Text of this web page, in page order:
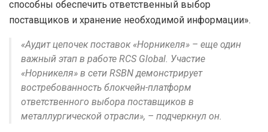
способны обеспечить ответственный выбор
поставщиков и хранение необходимой информации».
«Аудит цепочек поставок «Норникеля» – еще один
важный этап в работе RCS Global. Участие
«Норникеля» в сети RSBN демонстрирует
востребованность блокчейн-платформ
ответственного выбора поставщиков в
металлургической отрасли», – подчеркнул он.